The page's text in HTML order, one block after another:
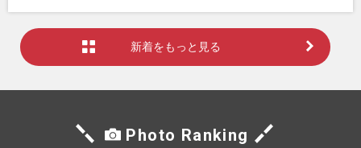
新着をもっと見る
Photo Ranking